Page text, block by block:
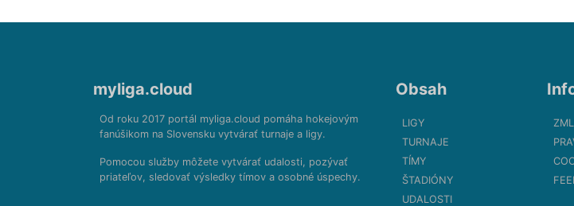
myliga.cloud
Od roku 2017 portál myliga.cloud pomáha hokejovým
fanúšikom na Slovensku vytvárať turnaje a ligy.
Pomocou služby môžete vytvárať udalosti, pozývať
priateľov, sledovať výsledky tímov a osobné úspechy.
Obsah
LIGY
TURNAJE
TÍMY
ŠTADIÓNY
UDALOSTI